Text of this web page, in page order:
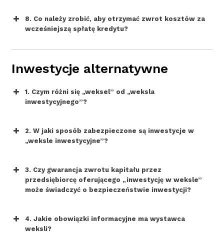
8. Co należy zrobić, aby otrzymać zwrot kosztów za
wcześniejszą spłatę kredytu?
Inwestycje alternatywne
1. Czym różni się „weksel” od „weksla
inwestycyjnego”?
2. W jaki sposób zabezpieczone są inwestycje w
„weksle inwestycyjne”?
3. Czy gwarancja zwrotu kapitału przez
przedsiębiorcę oferującego „inwestycję w weksle”
może świadczyć o bezpieczeństwie inwestycji?
4. Jakie obowiązki informacyjne ma wystawca
weksli?